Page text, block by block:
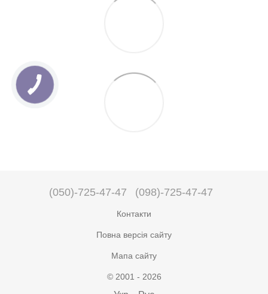
(050)-725-47-47 (098)-725-47-47
Контакти
Повна версія сайту
Мапа сайту
© 2001 - 2026